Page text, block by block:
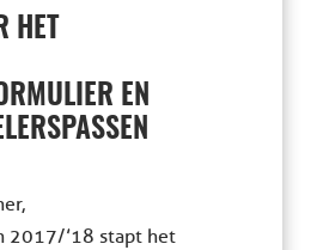
EN
2017/’18 stapt het